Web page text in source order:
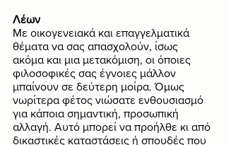
Λέων
Με οικογενειακά και επαγγελματικά
θέματα να σας απασχολούν, ίσως
ακόμα και μια μετακόμιση, οι όποιες
φιλοσοφικές σας έγνοιες μάλλον
μπαίνουν σε δεύτερη μοίρα. Όμως
νωρίτερα φέτος νιώσατε ενθουσιασμό
για κάποια σημαντική, προσωπική
αλλαγή. Αυτό μπορεί να προήλθε κι από
δικαστικές καταστάσεις ή σπουδές που